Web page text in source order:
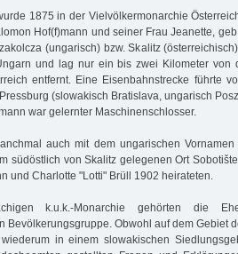
1875 in der Vielvölkermonarchie
Hof(f)mann und seiner Frau Jeanette,
(ungarisch) bzw. Skalitz
und lag nur ein bis zwei Kilometer von
entfernt. Eine Eisenbahnstrecke führte
(slowakisch Bratislava, ungarisch
war gelernter Maschinenschlosser.
auch mit dem ungarischen Vornamen
südöstlich von Skalitz gelegenen Ort
und Charlotte "Lotti" Brüll 1902 heirateten.
k.u.k.-Monarchie gehörten die
Bevölkerungsgruppe. Obwohl auf dem Gebiet
in einem slowakischen